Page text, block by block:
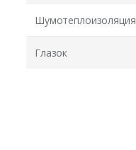
Шумотеплоизоляция
Глазок